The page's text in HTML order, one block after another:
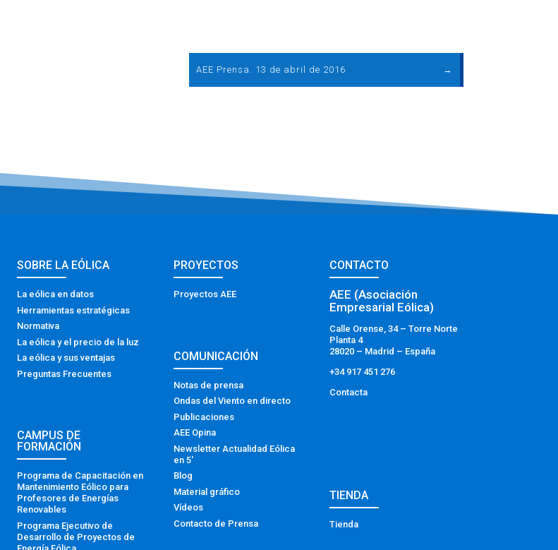
AEE Prensa. 13 de abril de 2016 →
SOBRE LA EÓLICA
La eólica en datos
Herramientas estratégicas
Normativa
La eólica y el precio de la luz
La eólica y sus ventajas
Preguntas Frecuentes
CAMPUS DE
FORMACIÓN
Programa de Capacitación en
Mantenimiento Eólico para
Profesores de Energías
Renovables
Programa Ejecutivo de
Desarrollo de Proyectos de
PROYECTOS
Proyectos AEE
COMUNICACIÓN
Notas de prensa
Ondas del Viento en directo
Publicaciones
AEE Opina
Newsletter Actualidad Eólica
en 5′
Blog
Material gráfico
Vídeos
Contacto de Prensa
CONTACTO
AEE (Asociación
Empresarial Eólica)
Calle Orense, 34 – Torre Norte
Planta 4
28020 – Madrid – España
+34 917 451 276
Contacta
TIENDA
Tienda